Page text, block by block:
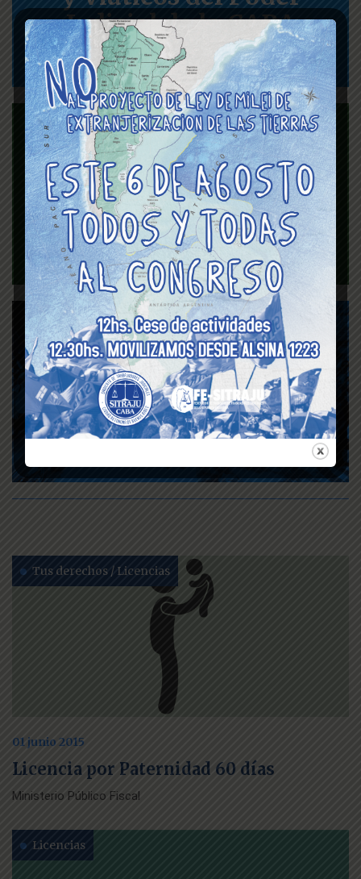
Judicial de la CABA
Seguro de vida
Protocolo de actuación
para situaciones de
violencia de Género
Tus derechos / Licencias
01 junio 2015
Licencia por Paternidad 60 días
Ministerio Público Fiscal
Licencias